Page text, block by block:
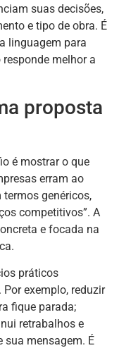
suas decisões,
e tipo de obra. É
linguagem para
melhor a
proposta
é mostrar o que
erram ao
termos genéricos,
competitivos”. A
e focada na
práticos
exemplo, reduzir
fique parada;
retrabalhos e
sua mensagem. É